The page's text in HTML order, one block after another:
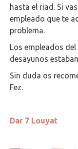
hasta el riad. Si
empleado que te
problema.
Los empleados
desayunos
Sin duda os
Fez.
Dar 7 Louyat